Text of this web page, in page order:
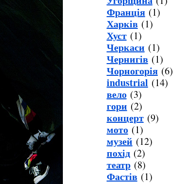
Франція (1)
Харків (1)
Хуст (1)
Черкаси (1)
Чернигів (1)
Чорногорія (6)
industrial (14)
вело (3)
гори (2)
концерт (9)
мото (1)
музей (12)
похід (2)
театр (8)
Фастів (1)